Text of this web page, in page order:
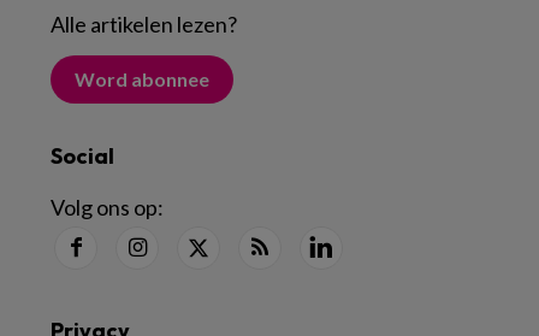
Alle artikelen lezen?
Word abonnee
Social
Volg ons op: